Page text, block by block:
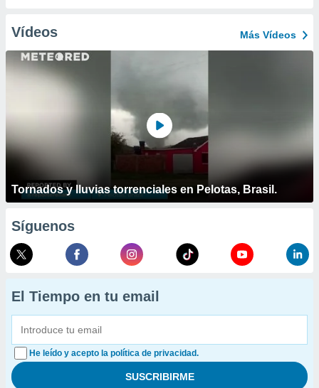
Vídeos Más Vídeos
Tornados y lluvias torrenciales en Pelotas, Brasil.
Síguenos
El Tiempo en tu email
He leído y acepto la política de privacidad.